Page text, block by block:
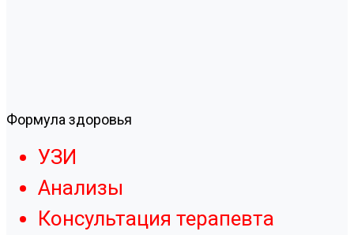
Формула здоровья
УЗИ
Анализы
Консультация терапевта